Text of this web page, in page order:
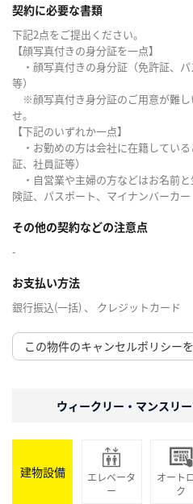
契約に必要な書類
下記2点をご提出ください。
【顔写真付きの身分証を一点】
・顔写真付きの身分証（免許証、
等）
※顔写真付き身分証のご用意が難し
せ。
【下記のいずれか一点】
・お勤めの方は会社に在籍してい
証、社員証等）
・自営業や主婦の方などはお名前
険証、パスポート、マイナンバーカー
その他の契約などの注意点
-
お支払い方法
銀行振込(一括) 、 クレジットカード
この物件のキャンセルポリシー
ウィークリー・マンスリ
建物設備
エレベータ
ー
オート
ク